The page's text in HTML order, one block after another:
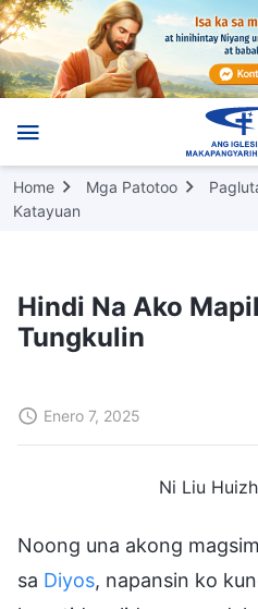
Home Mga Patotoo
Katayuan
Hindi Na Ako
Tungkulin
Enero 7, 2025
Ni Liu
Noong una akong
sa Diyos, napansin ko